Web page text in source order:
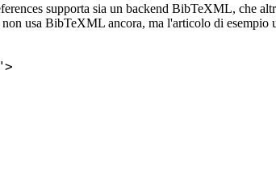
supporta sia un backend BibTeXML, che
usa BibTeXML ancora, ma l'articolo di